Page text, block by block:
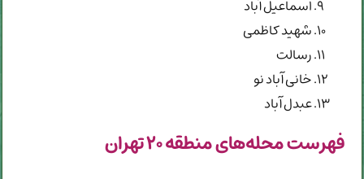
اسماعیل آباد
شهید کاظمی
رسالت
خانی آباد نو
عبدل آباد
فهرست محله‌های منطقه ۲۰ تهران